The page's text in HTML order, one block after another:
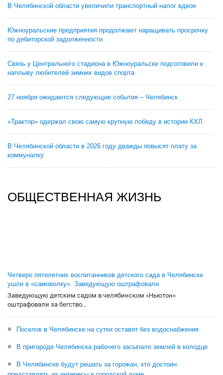
В Челябинской области увеличили транспортный налог вдвое
Южноуральские предприятия продолжают наращивать просрочку
по дебиторской задолженности
Связь у Центрального стадиона в Южноуральске подготовили к
наплыву любителей зимних видов спорта
27 ноября ожидаются следующие события – Челябинск
«Трактор» одержал свою самую крупную победу в истории КХЛ
В Челябинской области в 2026 году дважды повысят плату за
коммуналку
ОБЩЕСТВЕННАЯ ЖИЗНЬ
Четверо пятилетних воспитанников детского сада в Челябинске
ушли в «самоволку». Заведующую оштрафовали
Заведующую детским садом в челябинском «Ньютон»
оштрафовали за бегство...
Поселок в Челябинске на сутки оставят без водоснабжения
В пригороде Челябинска рабочего засыпало землей в колодце
В Челябинске будут решать за горожан, кто достоин